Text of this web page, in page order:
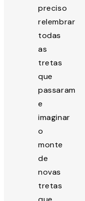
preciso
relembrar
todas
as
tretas
que
passaram
e
imaginar
o
monte
de
novas
tretas